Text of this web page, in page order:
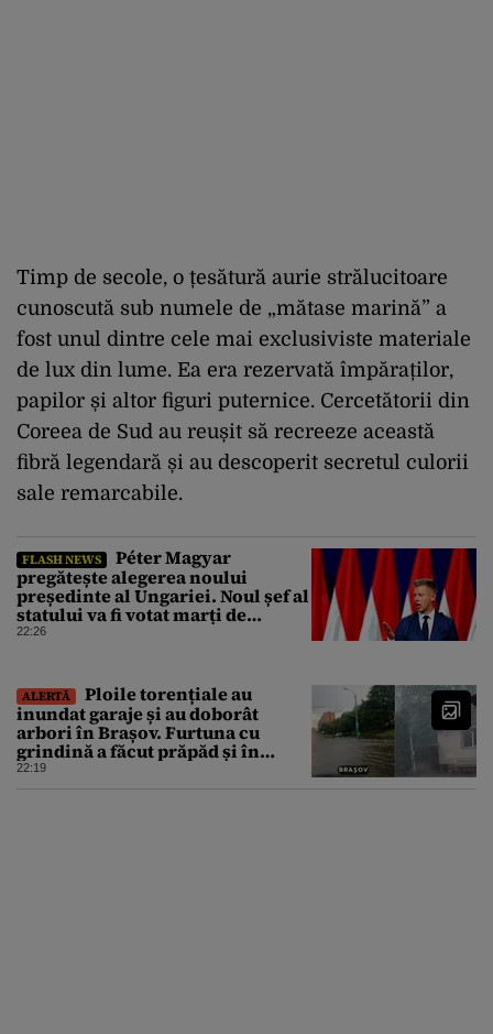
Timp de secole, o țesătură aurie strălucitoare
cunoscută sub numele de „mătase marină” a
fost unul dintre cele mai exclusiviste materiale
de lux din lume. Ea era rezervată împăraților,
papilor și altor figuri puternice. Cercetătorii din
Coreea de Sud au reușit să recreeze această
fibră legendară și au descoperit secretul culorii
sale remarcabile.
FLASH NEWS
Péter Magyar
pregătește alegerea noului
președinte al Ungariei. Noul șef al
statului va fi votat marți de
Parlament
22:26
ALERTĂ
Ploile torențiale au
inundat garaje și au doborât
arbori în Brașov. Furtuna cu
grindină a făcut prăpăd și în
Bihor
22:19